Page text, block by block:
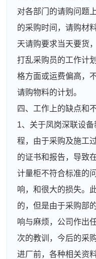
对各部门的请购问题
的采购时间，请购材
天请购要求当天要货
打乱采购员的工作计
格方面或运费偏高，
请购物料的计划
四、工作上的缺点
1、关于凤岗深联设
程，由于采购及施工
的证书和报告，导致
计量柜不符合标准的
响，和很大的损失。
的，但是由于采购部
响与麻烦，公司作出
次的教训，今后的采
进厂前，各种相关资